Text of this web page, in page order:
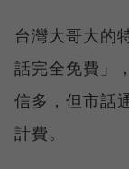
台灣大哥大的
話完全免費」
信多，但市話
計費。